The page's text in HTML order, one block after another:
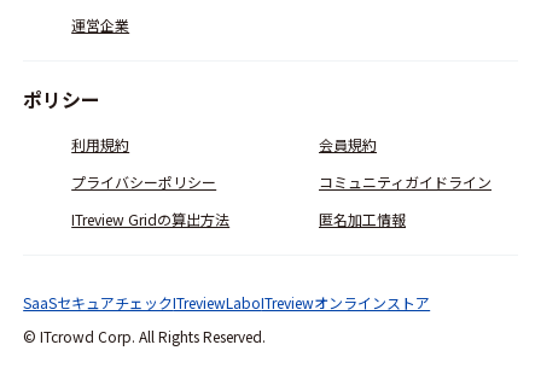
運営企業
ポリシー
利用規約
会員規約
プライバシーポリシー
コミュニティガイドライン
ITreview Gridの算出方法
匿名加工情報
© ITcrowd Corp. All Rights Reserved.
SaaSセキュアチェックITreviewLaboITreviewオンラインストア